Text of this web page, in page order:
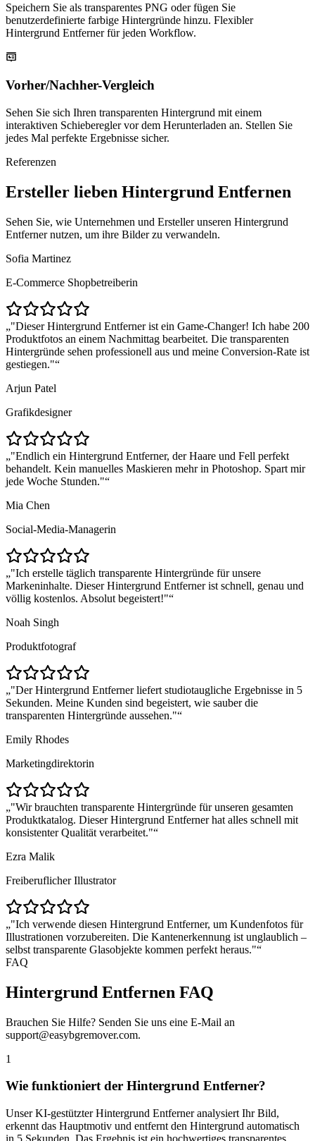
Speichern Sie als transparentes PNG oder fügen Sie
benutzerdefinierte farbige Hintergründe hinzu. Flexibler
Hintergrund Entferner für jeden Workflow.
Vorher/Nachher-Vergleich
Sehen Sie sich Ihren transparenten Hintergrund mit einem
interaktiven Schieberegler vor dem Herunterladen an. Stellen Sie
jedes Mal perfekte Ergebnisse sicher.
Referenzen
Ersteller lieben Hintergrund Entfernen
Sehen Sie, wie Unternehmen und Ersteller unseren Hintergrund
Entferner nutzen, um ihre Bilder zu verwandeln.
Sofia Martinez
E-Commerce Shopbetreiberin
"Dieser Hintergrund Entferner ist ein Game-Changer! Ich habe 200
Produktfotos an einem Nachmittag bearbeitet. Die transparenten
Hintergründe sehen professionell aus und meine Conversion-Rate ist
gestiegen."
Arjun Patel
Grafikdesigner
"Endlich ein Hintergrund Entferner, der Haare und Fell perfekt
behandelt. Kein manuelles Maskieren mehr in Photoshop. Spart mir
jede Woche Stunden."
Mia Chen
Social-Media-Managerin
"Ich erstelle täglich transparente Hintergründe für unsere
Markeninhalte. Dieser Hintergrund Entferner ist schnell, genau und
völlig kostenlos. Absolut begeistert!"
Noah Singh
Produktfotograf
"Der Hintergrund Entferner liefert studiotaugliche Ergebnisse in 5
Sekunden. Meine Kunden sind begeistert, wie sauber die
transparenten Hintergründe aussehen."
Emily Rhodes
Marketingdirektorin
"Wir brauchten transparente Hintergründe für unseren gesamten
Produktkatalog. Dieser Hintergrund Entferner hat alles schnell mit
konsistenter Qualität verarbeitet."
Ezra Malik
Freiberuflicher Illustrator
"Ich verwende diesen Hintergrund Entferner, um Kundenfotos für
Illustrationen vorzubereiten. Die Kantenerkennung ist unglaublich –
selbst transparente Glasobjekte kommen perfekt heraus."
FAQ
Hintergrund Entfernen FAQ
Brauchen Sie Hilfe? Senden Sie uns eine E-Mail an
support@easybgremover.com.
1
Wie funktioniert der Hintergrund Entferner?
Unser KI-gestützter Hintergrund Entferner analysiert Ihr Bild,
erkennt das Hauptmotiv und entfernt den Hintergrund automatisch